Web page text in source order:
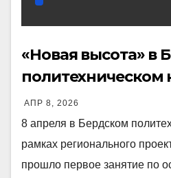
«Новая высота» в
политехническом
АПР 8, 2026
8 апреля в Бердском
рамках регионального
прошло первое занятие по